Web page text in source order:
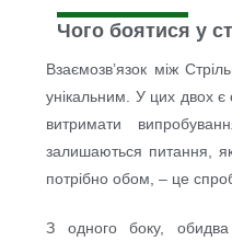
Чого боятися у
Взаємозв’язок між
унікальним. У цих двох є
витримати
залишаються питання,
потрібно обом, – це
З одного боку,